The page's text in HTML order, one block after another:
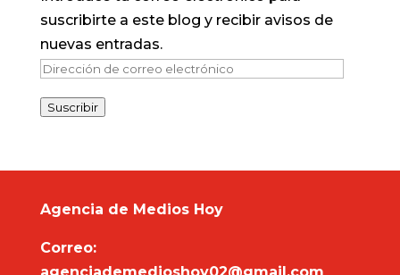
suscribirte a este blog y recibir avisos de
nuevas entradas.
Dirección
correo
Suscribir
Agencia de Medios Hoy
Correo: